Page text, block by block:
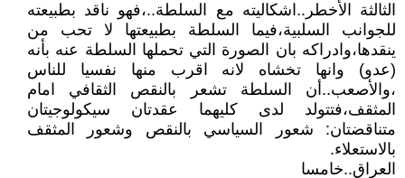
الثالثة الأخطر..اشكاليته مع السلطة..،فهو ناقد بطبيعته
للجوانب السلبية،فيما السلطة بطبيعتها لا تحب من
ينقدها،وادراكه بان الصورة التي تحملها السلطة عنه بأنه
(عدو) وانها تخشاه لانه اقرب منها نفسيا للناس
،والأصعب..أن السلطة تشعر بالنقص الثقافي امام
المثقف،فتتولد لدى كليهما عقدتان سيكولوجيتان
متناقضتان: شعور السياسي بالنقص وشعور المثقف
بالاستعلاء.
العراق..خامسا